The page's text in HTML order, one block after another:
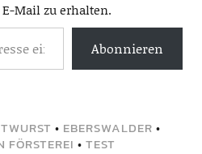
Mail zu erhalten.
Abonnieren
• EBERSWALDER •
FÖRSTEREI • TEST